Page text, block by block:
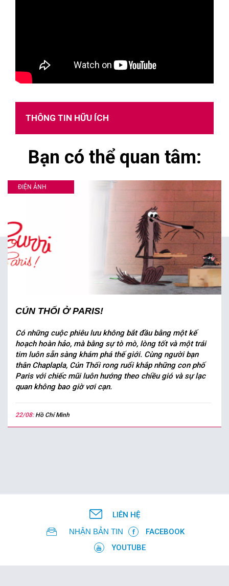
THÔNG TIN HỮU ÍCH
Bạn có thể quan tâm:
ĐIỆN ẢNH
CÚN THỐI Ở PARIS!
Có những cuộc phiêu lưu không bắt đầu bằng một kế
hoạch hoàn hảo, mà bằng sự tò mò, lòng tốt và một trái
tim luôn sẵn sàng khám phá thế giới. Cùng người bạn
thân Chaplapla, Cún Thối rong ruổi khắp những con phố
Paris với chiếc mũi luôn hướng theo chiều gió và sự lạc
quan không bao giờ vơi cạn.
22/08: Hồ Chí Minh
LIÊN HỆ
NHẬN BẢN TIN
FACEBOOK
YOUTUBE